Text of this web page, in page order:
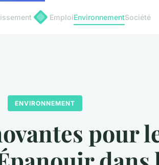
EmploiEnvironnementSociété
ENVIRONNEMENT
pour